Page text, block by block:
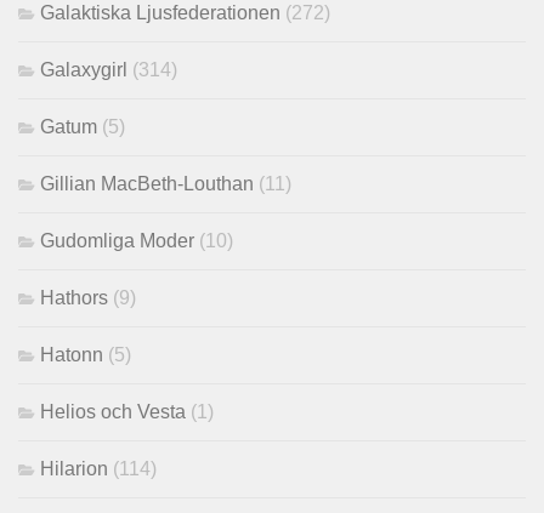
Galaktiska Ljusfederationen (272)
Galaxygirl (314)
Gatum (5)
Gillian MacBeth-Louthan (11)
Gudomliga Moder (10)
Hathors (9)
Hatonn (5)
Helios och Vesta (1)
Hilarion (114)